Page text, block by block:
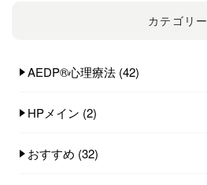
カテゴリー
AEDP®︎心理療法 (42)
HPメイン (2)
おすすめ (32)